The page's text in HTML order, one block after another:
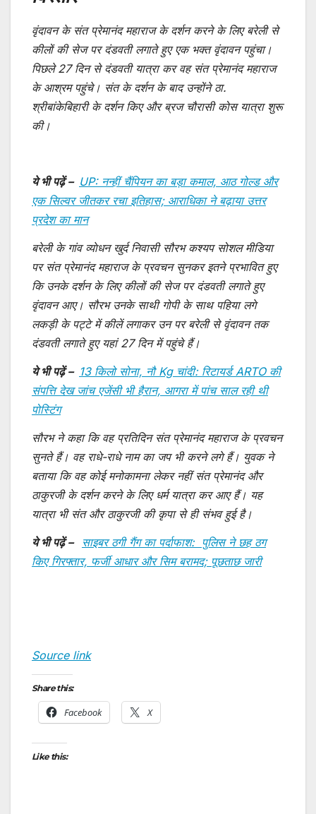
वृंदावन के संत प्रेमानंद महाराज के दर्शन करने के लिए बरेली से
कीलों की सेज पर दंडवती लगाते हुए एक भक्त वृंदावन पहुंचा।
पिछले 27 दिन से दंडवती यात्रा कर वह संत प्रेमानंद महाराज
के आश्रम पहुंचे। संत के दर्शन के बाद उन्होंने ठा.
श्रीबांकेबिहारी के दर्शन किए और ब्रज चौरासी कोस यात्रा शुरू
की।
ये भी पढ़ें – UP: नन्हीं चैंपियन का बड़ा कमाल, आठ गोल्ड और
एक सिल्वर जीतकर रचा इतिहास; आराधिका ने बढ़ाया उत्तर
प्रदेश का मान
बरेली के गांव व्याेधन खुर्द निवासी सौरभ कश्यप सोशल मीडिया
पर संत प्रेमानंद महाराज के प्रवचन सुनकर इतने प्रभावित हुए
कि उनके दर्शन के लिए कीलों की सेज पर दंडवती लगाते हुए
वृंदावन आए। सौरभ उनके साथी गोपी के साथ पहिया लगे
लकड़ी के पट्टे में कीलें लगाकर उन पर बरेली से वृंदावन तक
दंडवती लगाते हुए यहां 27 दिन में पहुंचे हैं।
ये भी पढ़ें – 13 किलो सोना, नौ Kg चांदी: रिटायर्ड ARTO की
संपत्ति देख जांच एजेंसी भी हैरान, आगरा में पांच साल रही थी
पोस्टिंग
सौरभ ने कहा कि वह प्रतिदिन संत प्रेमानंद महाराज के प्रवचन
सुनते हैं। वह राधे-राधे नाम का जप भी करने लगे हैं। युवक ने
बताया कि वह कोई मनोकामना लेकर नहीं संत प्रेमानंद और
ठाकुरजी के दर्शन करने के लिए धर्म यात्रा कर आए हैं। यह
यात्रा भी संत और ठाकुरजी की कृपा से ही संभव हुई है।
ये भी पढ़ें – साइबर ठगी गैंग का पर्दाफाश: पुलिस ने छह ठग
किए गिरफ्तार, फर्जी आधार और सिम बरामद; पूछताछ जारी
Source link
Share this:
Facebook X
Like this: